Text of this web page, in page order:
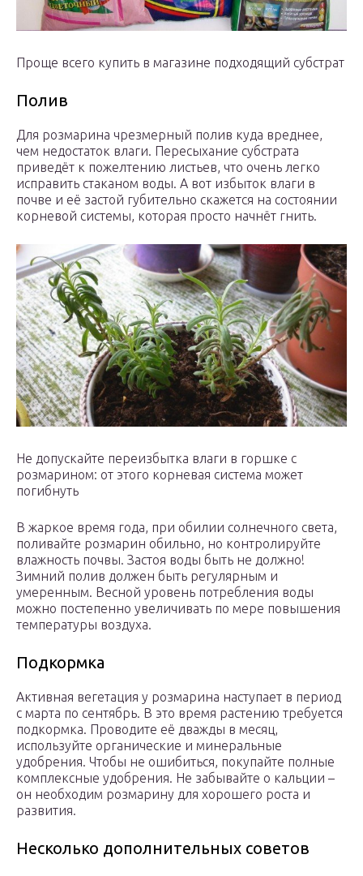
Проще всего купить в магазине подходящий субстрат
Полив
Для розмарина чрезмерный полив куда вреднее,
чем недостаток влаги. Пересыхание субстрата
приведёт к пожелтению листьев, что очень легко
исправить стаканом воды. А вот избыток влаги в
почве и её застой губительно скажется на состоянии
корневой системы, которая просто начнёт гнить.
Не допускайте переизбытка влаги в горшке с
розмарином: от этого корневая система может
погибнуть
В жаркое время года, при обилии солнечного света,
поливайте розмарин обильно, но контролируйте
влажность почвы. Застоя воды быть не должно!
Зимний полив должен быть регулярным и
умеренным. Весной уровень потребления воды
можно постепенно увеличивать по мере повышения
температуры воздуха.
Подкормка
Активная вегетация у розмарина наступает в период
с марта по сентябрь. В это время растению требуется
подкормка. Проводите её дважды в месяц,
используйте органические и минеральные
удобрения. Чтобы не ошибиться, покупайте полные
комплексные удобрения. Не забывайте о кальции –
он необходим розмарину для хорошего роста и
развития.
Несколько дополнительных советов